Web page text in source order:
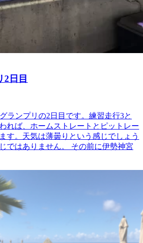
2日目
ランプリの2日目です。練習走行3と
れば、ホームストレートとピットレー
す。天気は薄曇りという感じでしょう
ではありません。 その前に伊勢神宮